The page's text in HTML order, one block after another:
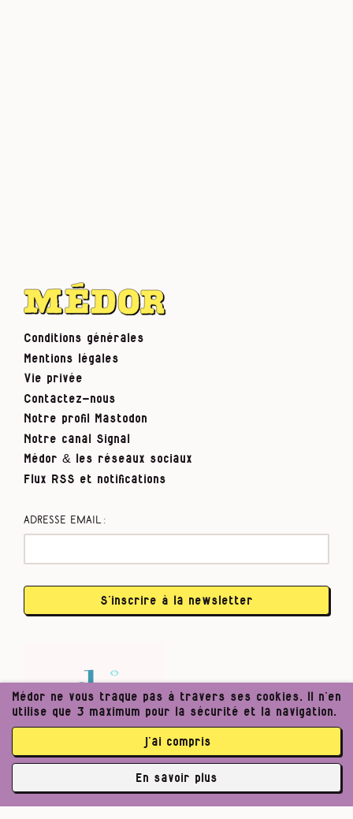
Conditions générales
Mentions légales
Vie privée
Contactez-nous
Notre profil Mastodon
Notre canal Signal
Médor & les réseaux sociaux
Flux RSS et notifications
Adresse email :
S’inscrire à la newsletter
Médor ne vous traque pas à travers ses cookies. Il n’en
utilise que 3 maximum pour la sécurité et la navigation.
j’ai compris
En savoir plus